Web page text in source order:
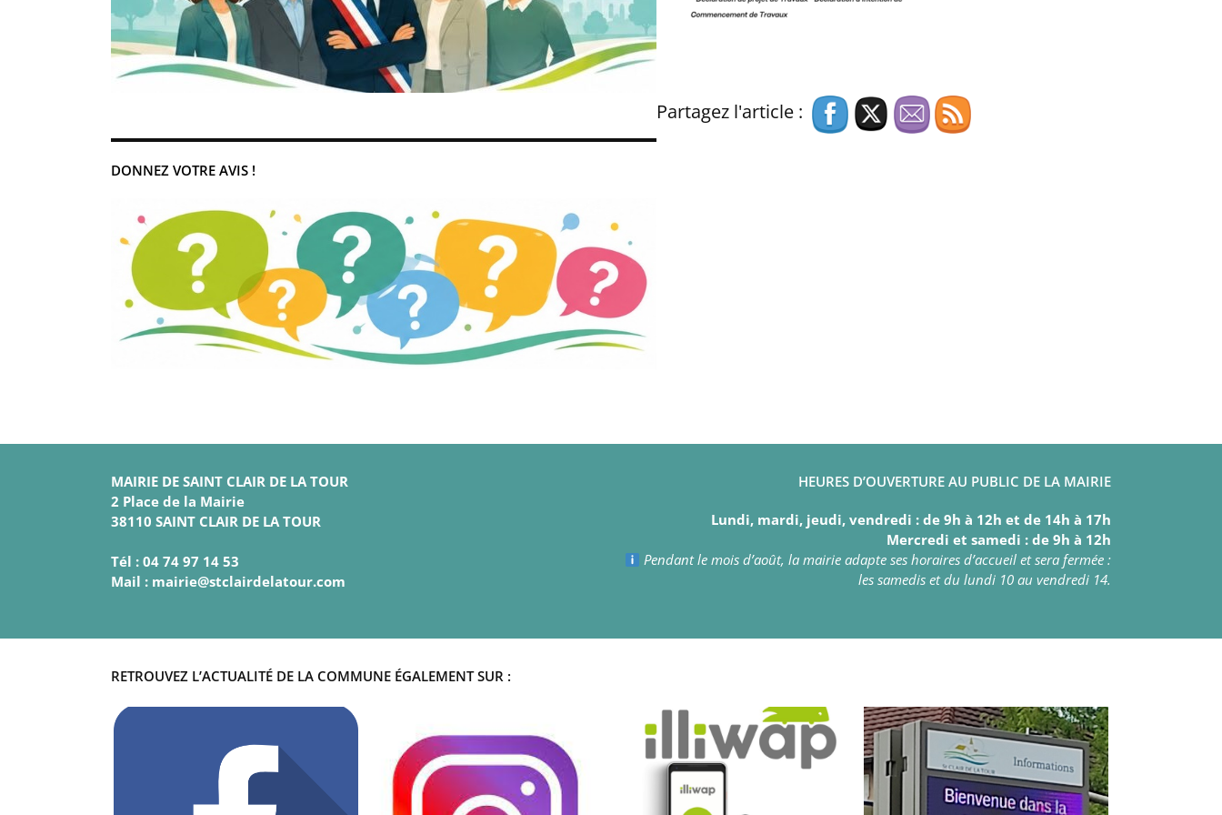
DONNEZ VOTRE AVIS !
Partagez l'article :
MAIRIE DE SAINT CLAIR DE LA TOUR
2 Place de la Mairie
38110 SAINT CLAIR DE LA TOUR
Tél : 04 74 97 14 53
Mail : mairie@stclairdelatour.com
HEURES D’OUVERTURE AU PUBLIC DE LA MAIRIE
Lundi, mardi, jeudi, vendredi : de 9h à 12h et de 14h à 17h
Mercredi et samedi : de 9h à 12h
Pendant le mois d’août, la mairie adapte ses horaires d’accueil et sera fermée :
les samedis et du lundi 10 au vendredi 14.
RETROUVEZ L’ACTUALITÉ DE LA COMMUNE ÉGALEMENT SUR :